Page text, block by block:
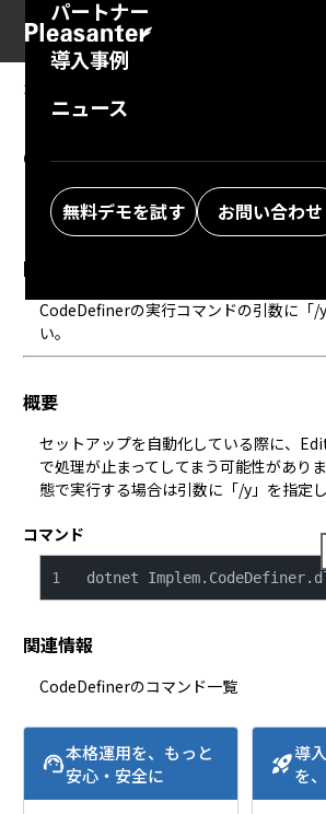
活用シーン
Enterprise Edition
パートナー
プリザンタービジネスを検討中
導入事例
ニュース
無料デモを試す お問い合わせ
2024/10/04
FAQ：セットアップを自動化し
CodeDefinerの処理が止まって
回答
CodeDefinerの実行コマンドの引数に「/
い。
概要
セットアップを自動化している際に、
で処理が止まってしてまう可能性があり
態で実行する場合は引数に「/y」を指定
コマンド
dotnet
関連情報
CodeDefinerのコマンド一覧
support_agent本格運用を、もっと
安心・安全に
rocket_launch導
を